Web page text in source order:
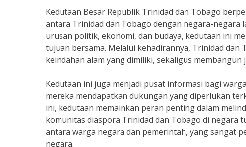
Kedutaan Besar Republik Trinidad dan Tobago
antara Trinidad dan Tobago dengan negara-negara
urusan politik, ekonomi, dan budaya, kedutaan ini
tujuan bersama. Melalui kehadirannya, Trinidad
keindahan alam yang dimiliki, sekaligus
Kedutaan ini juga menjadi pusat informasi bagi
mereka mendapatkan dukungan yang diperlukan
ini, kedutaan memainkan peran penting dalam
komunitas diaspora Trinidad dan Tobago di negara
antara warga negara dan pemerintah, yang sangat
negara.